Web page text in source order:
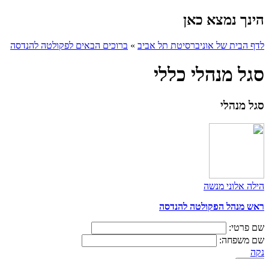
הינך נמצא כאן
לדף הבית של אוניברסיטת תל אביב » ברוכים הבאים לפקולטה להנדסה
סגל מנהלי כללי
סגל מנהלי
הילה אלוני מנשה
ראש מנהל הפקולטה להנדסה
שם פרטי:
שם משפחה:
נקה